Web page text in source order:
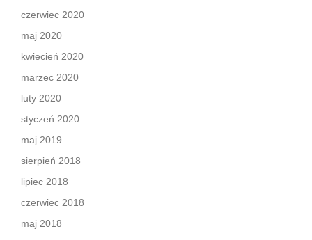
czerwiec 2020
maj 2020
kwiecień 2020
marzec 2020
luty 2020
styczeń 2020
maj 2019
sierpień 2018
lipiec 2018
czerwiec 2018
maj 2018